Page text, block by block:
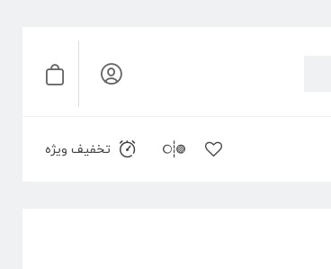
تخفیف ویژه